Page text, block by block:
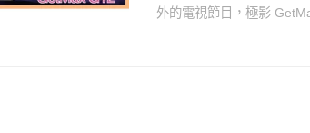
外的電視節目，極影